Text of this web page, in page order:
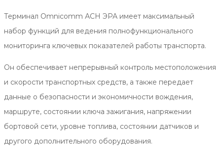
Терминал Omnicomm АСН ЭРА имеет максимальный
набор функций для ведения полнофункционального
мониторинга ключевых показателей работы транспорта.
Он обеспечивает непрерывный контроль местоположения
и скорости транспортных средств, а также передает
данные о безопасности и экономичности вождения,
маршруте, состоянии ключа зажигания, напряжении
бортовой сети, уровне топлива, состоянии датчиков и
другого дополнительного оборудования.